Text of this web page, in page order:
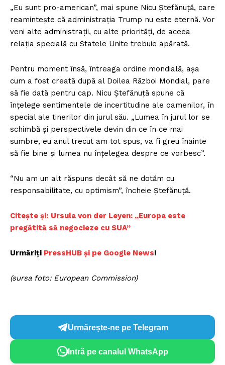
„Eu sunt pro-american”, mai spune Nicu Ștefănuță, care
reamintește că administrația Trump nu este eternă. Vor
veni alte administrații, cu alte priorități, de aceea
relația specială cu Statele Unite trebuie apărată.
Pentru moment însă, întreaga ordine mondială, așa
cum a fost creată după al Doilea Război Mondial, pare
să fie dată pentru cap. Nicu Ștefănuță spune că
înțelege sentimentele de incertitudine ale oamenilor, în
special ale tinerilor din jurul său. „Lumea în jurul lor se
schimbă și perspectivele devin din ce în ce mai
sumbre, eu anul trecut am tot spus, va fi greu înainte
să fie bine și lumea nu înțelegea despre ce vorbesc”.
“Nu am un alt răspuns decât să ne dotăm cu
responsabilitate, cu optimism”, încheie Ștefănuță.
Citește și: Ursula von der Leyen: „Europa este
pregătită să negocieze cu SUA”
Urmăriți PressHUB și pe Google News!
(sursa foto: European Commission)
Urmărește-ne pe Telegram
Intră pe canalul WhatsApp